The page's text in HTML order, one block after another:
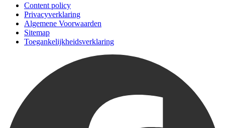
Content policy
Privacyverklaring
Algemene Voorwaarden
Sitemap
Toegankelijkheidsverklaring